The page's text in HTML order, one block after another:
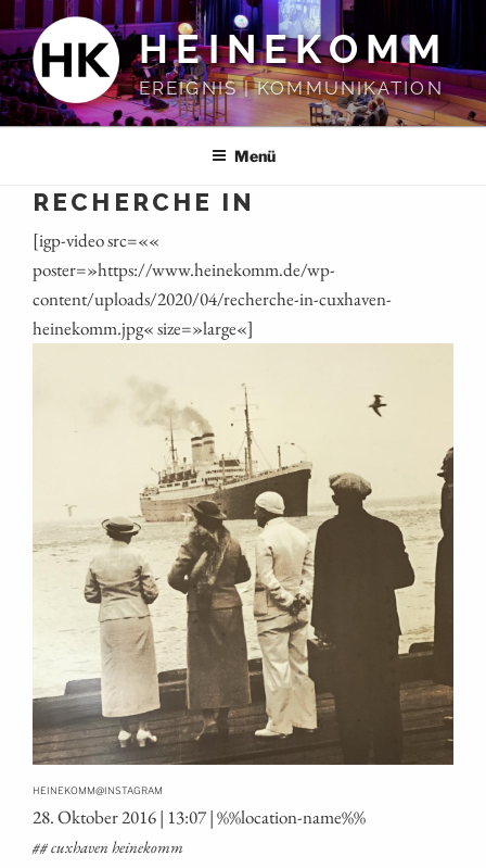
Inhalt
springen
HEINEKOMM
EREIGNIS | KOMMUNIKATION
Menü
RECHERCHE IN
[igp-video src=««
poster=»https://www.heinekomm.de/wp-
content/uploads/2020/04/recherche-in-cuxhaven-
heinekomm.jpg« size=»large«]
HEINEKOMM@INSTAGRAM
28. Okto­ber 2016 | 13:07 | %%loca­ti­on-name%%
## cux­ha­ven heinekomm